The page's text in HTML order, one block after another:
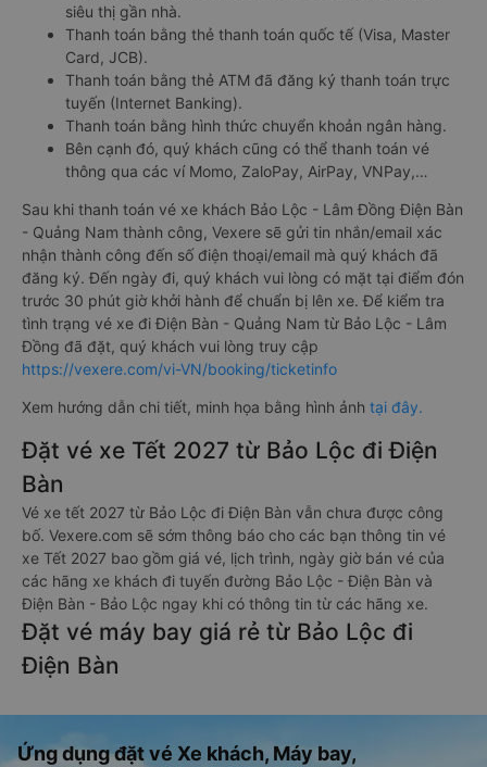
siêu thị gần nhà.
Thanh toán bằng thẻ thanh toán quốc tế (Visa, Master
Card, JCB).
Thanh toán bằng thẻ ATM đã đăng ký thanh toán trực
tuyến (Internet Banking).
Thanh toán bằng hình thức chuyển khoản ngân hàng.
Bên cạnh đó, quý khách cũng có thể thanh toán vé
thông qua các ví Momo, ZaloPay, AirPay, VNPay,…
Sau khi thanh toán vé xe khách Bảo Lộc - Lâm Đồng Điện Bàn
- Quảng Nam thành công, Vexere sẽ gửi tin nhắn/email xác
nhận thành công đến số điện thoại/email mà quý khách đã
đăng ký. Đến ngày đi, quý khách vui lòng có mặt tại điểm đón
trước 30 phút giờ khởi hành để chuẩn bị lên xe. Để kiểm tra
tình trạng vé xe đi Điện Bàn - Quảng Nam từ Bảo Lộc - Lâm
Đồng đã đặt, quý khách vui lòng truy cập
https://vexere.com/vi-VN/booking/ticketinfo
Xem hướng dẫn chi tiết, minh họa bằng hình ảnh tại đây.
Đặt vé xe Tết 2027 từ Bảo Lộc đi Điện
Bàn
Vé xe tết 2027 từ Bảo Lộc đi Điện Bàn vẫn chưa được công
bố. Vexere.com sẽ sớm thông báo cho các bạn thông tin vé
xe Tết 2027 bao gồm giá vé, lịch trình, ngày giờ bán vé của
các hãng xe khách đi tuyến đường Bảo Lộc - Điện Bàn và
Điện Bàn - Bảo Lộc ngay khi có thông tin từ các hãng xe.
Đặt vé máy bay giá rẻ từ Bảo Lộc đi
Điện Bàn
Ứng dụng đặt vé Xe khách, Máy bay,